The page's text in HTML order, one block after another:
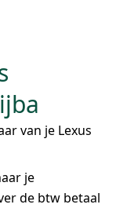
van je Lexus
je
de btw betaal